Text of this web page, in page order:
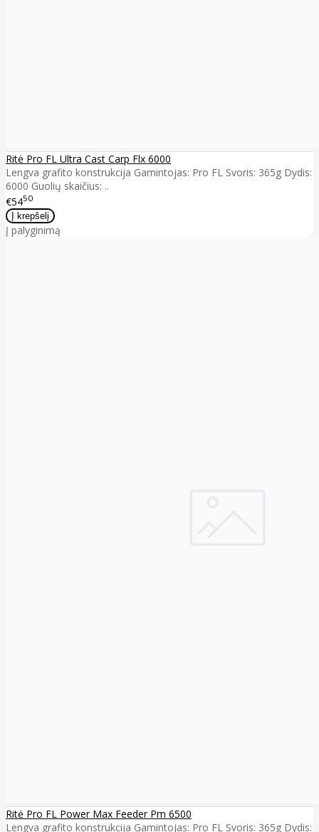
Ritė Pro FL Ultra Cast Carp Flx 6000
Lengva grafito konstrukcija Gamintojas: Pro FL Svoris: 365g Dydis:
6000 Guolių skaičius: ..
€5450
Į palyginimą
Ritė Pro FL Power Max Feeder Pm 6500
Lengva grafito konstrukcija Gamintojas: Pro FL Svoris: 365g Dydis: